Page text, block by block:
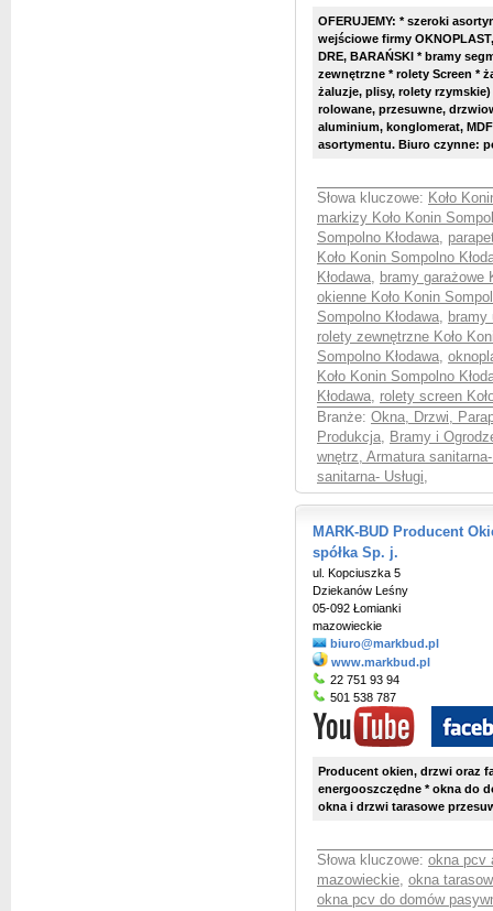
OFERUJEMY: * szeroki
wejściowe firmy
DRE, BARAŃSKI * bramy
zewnętrzne * rolety Screen *
żaluzje, plisy, rolety
rolowane, przesuwne,
aluminium, konglomerat,
asortymentu. Biuro czynne:
Słowa kluczowe: Koło
markizy Koło Konin
Sompolno Kłodawa,
Koło Konin Sompolno
Kłodawa, bramy garażowe
okienne Koło Konin
Sompolno Kłodawa, bramy
rolety zewnętrzne Koło
Sompolno Kłodawa,
Koło Konin Sompolno
Kłodawa, rolety screen
Branże: Okna, Drzwi,
Produkcja, Bramy i
wnętrz, Armatura
sanitarna- Usługi,
MARK-BUD Producent
spółka Sp. j.
ul. Kopciuszka 5
Dziekanów Leśny
05-092 Łomianki
mazowieckie
biuro@markbud.pl
www.markbud.pl
22 751 93 94
501 538 787
Producent okien, drzwi oraz
energooszczędne * okna do
okna i drzwi tarasowe
Słowa kluczowe: okna pcv
mazowieckie, okna
okna pcv do domów